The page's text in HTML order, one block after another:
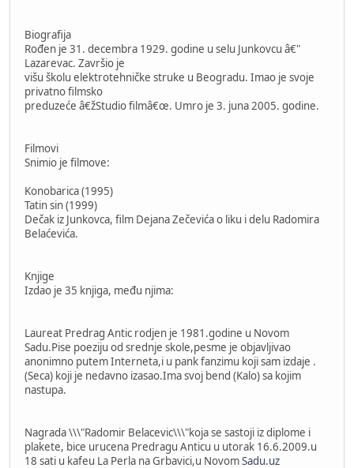
Biografija
Rođen je 31. decembra 1929. godine u selu Junkovcu â€"
Lazarevac. Završio je
višu školu elektrotehničke struke u Beogradu. Imao je svoje
privatno filmsko
preduzeće â€žStudio filmâ€œ. Umro je 3. juna 2005. godine.
Filmovi
Snimio je filmove:
Konobarica (1995)
Tatin sin (1999)
Dečak iz Junkovca, film Dejana Zečevića o liku i delu Radomira
Belaćevića.
Knjige
Izdao je 35 knjiga, među njima:
Laureat Predrag Antic rodjen je 1981.godine u Novom
Sadu.Pise poeziju od srednje skole,pesme je objavljivao
anonimno putem Interneta,i u pank fanzimu koji sam izdaje .
(Seca) koji je nedavno izasao.Ima svoj bend (Kalo) sa kojim
nastupa.
Nagrada \\\"Radomir Belacevic\\\"koja se sastoji iz diplome i
plakete, bice urucena Predragu Anticu u utorak 16.6.2009.u
18 sati u kafeu La Perla na Grbavici,u NovomSadu.uz